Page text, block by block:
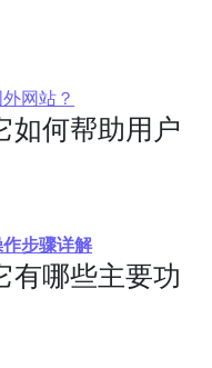
网站？
如何帮助用户
步骤详解
有哪些主要功